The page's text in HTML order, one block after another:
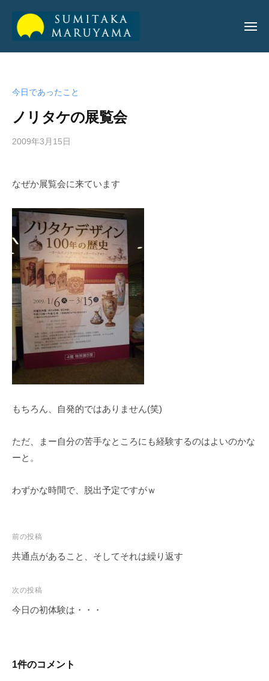
丸
孝
サ
ト
丸
純
公
イ
今日であったこと
ノリタケの展覧会
2009年3月15日
d
i
n
_
m
a
r
u
y
a
m
a
なぜか展覧会に来ています
もちろん、自発的ではありません(笑)
ただ、まー自分の苦手なところにも経験するのはよいのかな
ーと。
わずかな時間で、脱出予定ですがｗ
前の投稿
共通点があること、そしてそれは繰り返す
次の投稿
今日の初体験は・・・
1件のコメント
山
公
サ
ト